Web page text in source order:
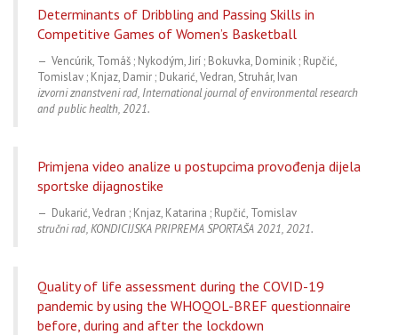
Determinants of Dribbling and Passing Skills in
Competitive Games of Women’s Basketball
Vencúrik, Tomáš ; Nykodým, Jirí ; Bokuvka, Dominik ; Rupčić,
Tomislav ; Knjaz, Damir ; Dukarić, Vedran, Struhár, Ivan
izvorni znanstveni rad, International journal of environmental research
and public health, 2021.
Primjena video analize u postupcima provođenja dijela
sportske dijagnostike
Dukarić, Vedran ; Knjaz, Katarina ; Rupčić, Tomislav
stručni rad, KONDICIJSKA PRIPREMA SPORTAŠA 2021, 2021.
Quality of life assessment during the COVID-19
pandemic by using the WHOQOL-BREF questionnaire
before, during and after the lockdown